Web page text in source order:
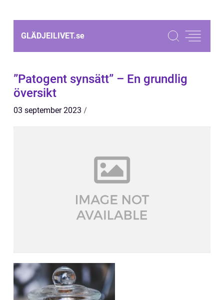
GLÄDJEILIVET.se
”Patogent synsätt” – En grundlig
översikt
03 september 2023